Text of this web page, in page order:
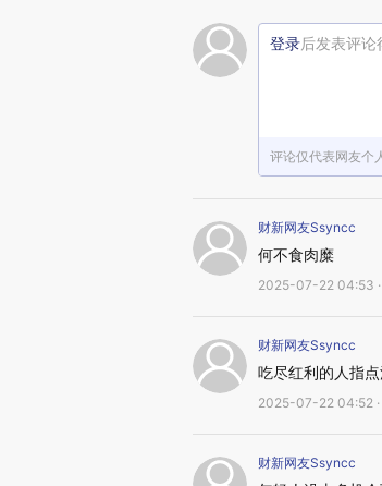
登录后发表评论
评论仅代表网友个
财新网友Ssyncc
何不食肉糜
2025-07-22 04:53 ·
财新网友Ssyncc
吃尽红利的人指
2025-07-22 04:52 ·
财新网友Ssyncc